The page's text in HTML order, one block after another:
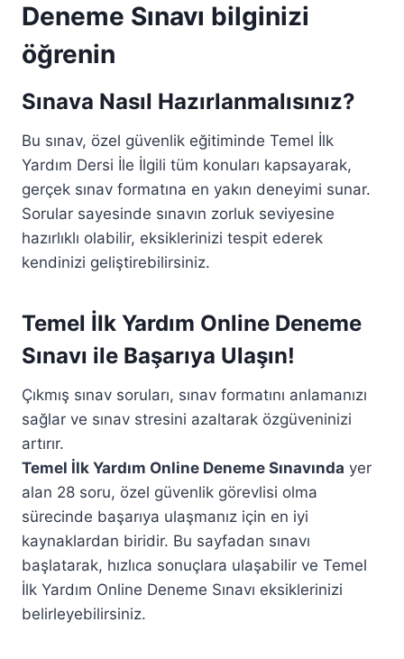
Deneme Sınavı bilginizi
öğrenin
Sınava Nasıl Hazırlanmalısınız?
Bu sınav, özel güvenlik eğitiminde Temel İlk
Yardım Dersi İle İlgili tüm konuları kapsayarak,
gerçek sınav formatına en yakın deneyimi sunar.
Sorular sayesinde sınavın zorluk seviyesine
hazırlıklı olabilir, eksiklerinizi tespit ederek
kendinizi geliştirebilirsiniz.
Temel İlk Yardım Online Deneme
Sınavı ile Başarıya Ulaşın!
Çıkmış sınav soruları, sınav formatını anlamanızı
sağlar ve sınav stresini azaltarak özgüveninizi
artırır.
Temel İlk Yardım Online Deneme Sınavında yer
alan 28 soru, özel güvenlik görevlisi olma
sürecinde başarıya ulaşmanız için en iyi
kaynaklardan biridir. Bu sayfadan sınavı
başlatarak, hızlıca sonuçlara ulaşabilir ve Temel
İlk Yardım Online Deneme Sınavı eksiklerinizi
belirleyebilirsiniz.